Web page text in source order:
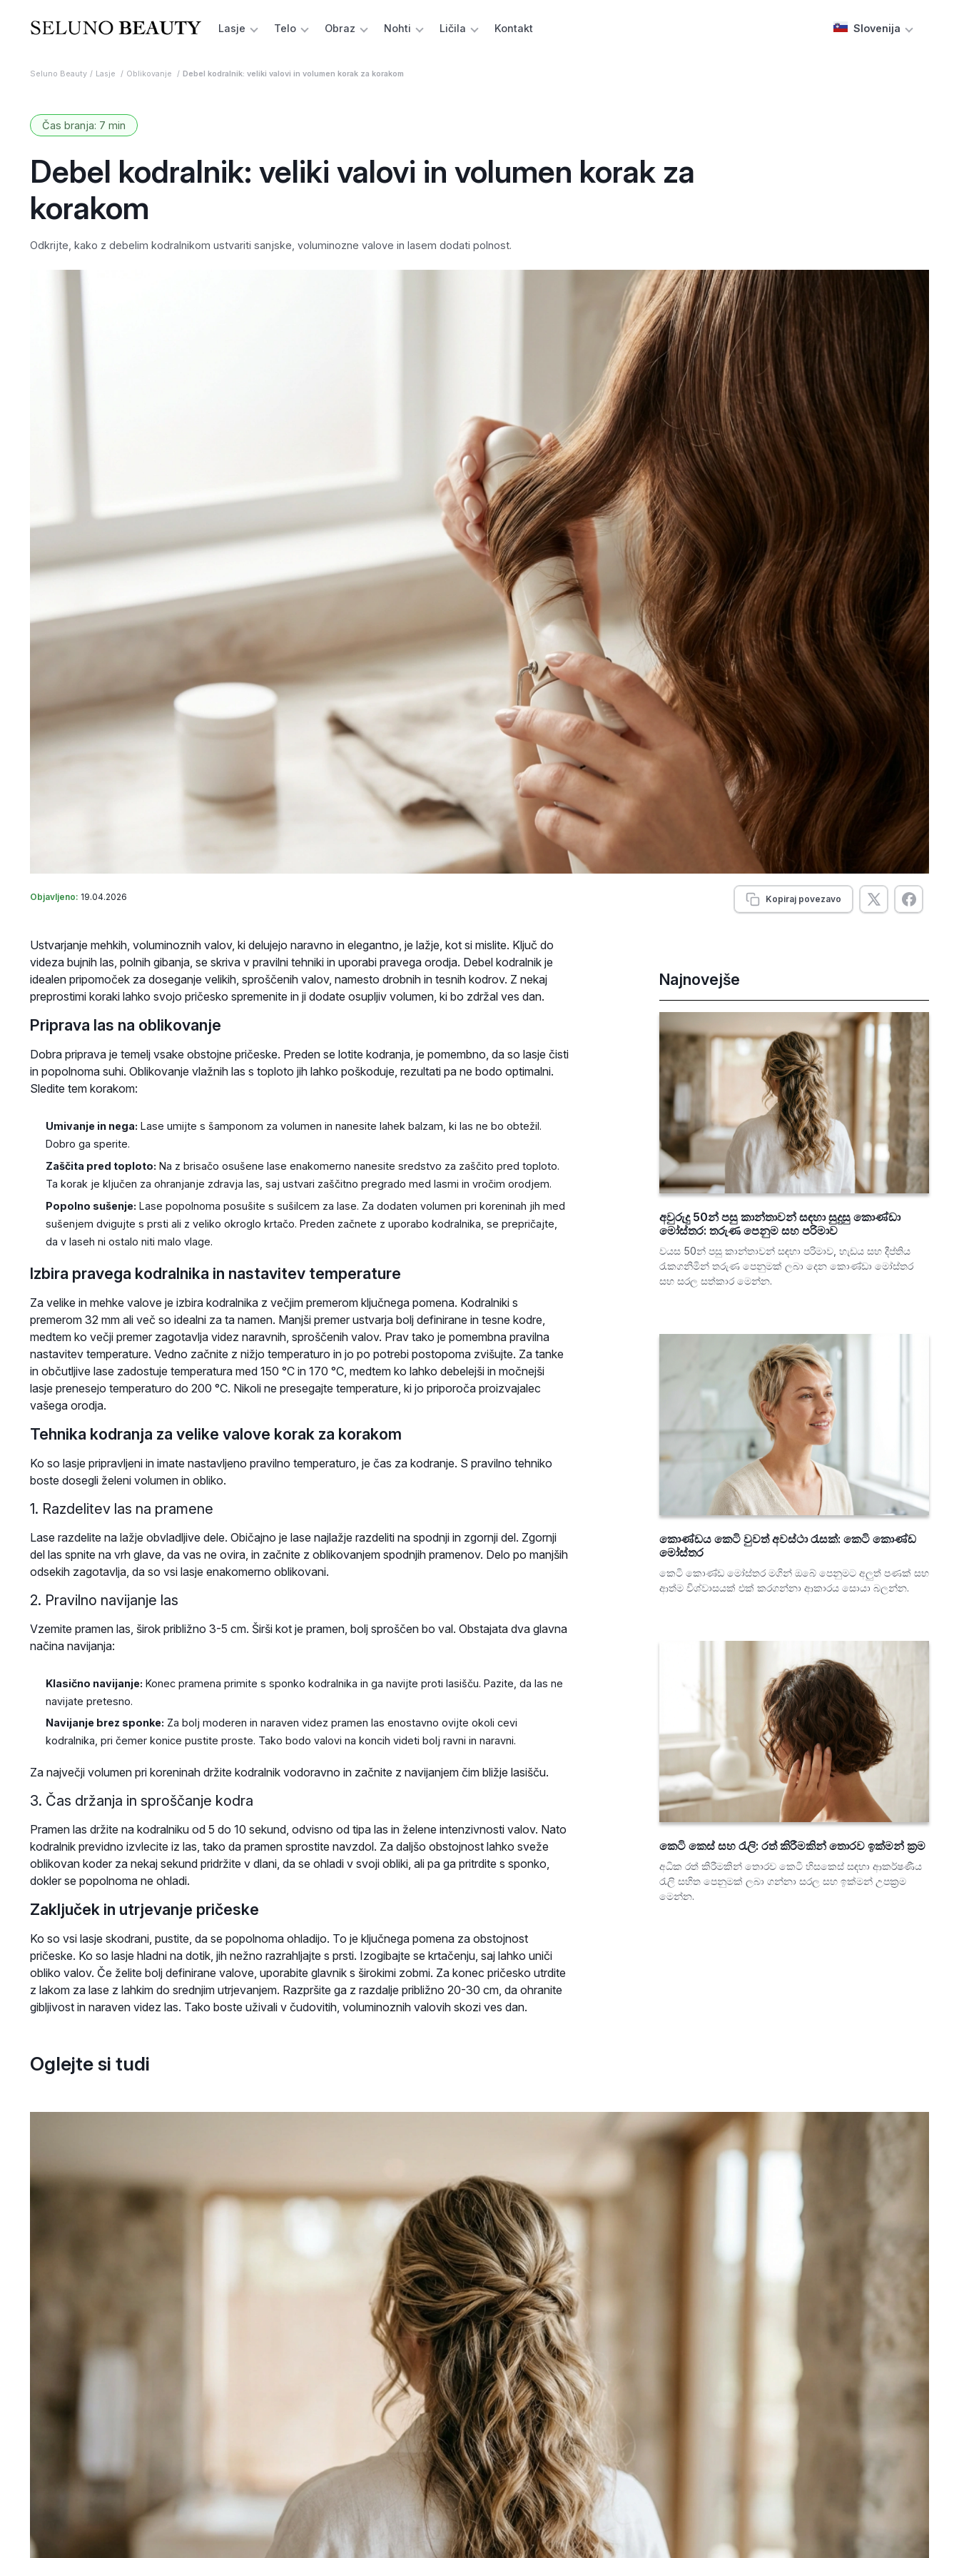
Lasje Telo Obraz Nohti Ličila Kontakt Slovenija
Seluno Beauty Lasje Oblikovanje Debel kodralnik: veliki valovi in volumen korak za korakom
Čas branja: 7 min
Debel kodralnik: veliki valovi in volumen korak za
korakom
Odkrijte, kako z debelim kodralnikom ustvariti sanjske, voluminozne valove in lasem dodati polnost.
Objavljeno: 19.04.2026 Kopiraj povezavo
Ustvarjanje mehkih, voluminoznih valov, ki delujejo naravno in elegantno, je lažje, kot si mislite. Ključ do
videza bujnih las, polnih gibanja, se skriva v pravilni tehniki in uporabi pravega orodja. Debel kodralnik je
idealen pripomoček za doseganje velikih, sproščenih valov, namesto drobnih in tesnih kodrov. Z nekaj
preprostimi koraki lahko svojo pričesko spremenite in ji dodate osupljiv volumen, ki bo zdržal ves dan.
Priprava las na oblikovanje
Dobra priprava je temelj vsake obstojne pričeske. Preden se lotite kodranja, je pomembno, da so lasje čisti
in popolnoma suhi. Oblikovanje vlažnih las s toploto jih lahko poškoduje, rezultati pa ne bodo optimalni.
Sledite tem korakom:
Umivanje in nega: Lase umijte s šamponom za volumen in nanesite lahek balzam, ki las ne bo obtežil.
Dobro ga sperite.
Zaščita pred toploto: Na z brisačo osušene lase enakomerno nanesite sredstvo za zaščito pred toploto.
Ta korak je ključen za ohranjanje zdravja las, saj ustvari zaščitno pregrado med lasmi in vročim orodjem.
Popolno sušenje: Lase popolnoma posušite s sušilcem za lase. Za dodaten volumen pri koreninah jih med
sušenjem dvigujte s prsti ali z veliko okroglo krtačo. Preden začnete z uporabo kodralnika, se prepričajte,
da v laseh ni ostalo niti malo vlage.
Izbira pravega kodralnika in nastavitev temperature
Za velike in mehke valove je izbira kodralnika z večjim premerom ključnega pomena. Kodralniki s
premerom 32 mm ali več so idealni za ta namen. Manjši premer ustvarja bolj definirane in tesne kodre,
medtem ko večji premer zagotavlja videz naravnih, sproščenih valov. Prav tako je pomembna pravilna
nastavitev temperature. Vedno začnite z nižjo temperaturo in jo po potrebi postopoma zvišujte. Za tanke
in občutljive lase zadostuje temperatura med 150 °C in 170 °C, medtem ko lahko debelejši in močnejši
lasje prenesejo temperaturo do 200 °C. Nikoli ne presegajte temperature, ki jo priporoča proizvajalec
vašega orodja.
Tehnika kodranja za velike valove korak za korakom
Ko so lasje pripravljeni in imate nastavljeno pravilno temperaturo, je čas za kodranje. S pravilno tehniko
boste dosegli želeni volumen in obliko.
1. Razdelitev las na pramene
Lase razdelite na lažje obvladljive dele. Običajno je lase najlažje razdeliti na spodnji in zgornji del. Zgornji
del las spnite na vrh glave, da vas ne ovira, in začnite z oblikovanjem spodnjih pramenov. Delo po manjših
odsekih zagotavlja, da so vsi lasje enakomerno oblikovani.
2. Pravilno navijanje las
Vzemite pramen las, širok približno 3-5 cm. Širši kot je pramen, bolj sproščen bo val. Obstajata dva glavna
načina navijanja:
Klasično navijanje: Konec pramena primite s sponko kodralnika in ga navijte proti lasišču. Pazite, da las ne
navijate pretesno.
Navijanje brez sponke: Za bolj moderen in naraven videz pramen las enostavno ovijte okoli cevi
kodralnika, pri čemer konice pustite proste. Tako bodo valovi na koncih videti bolj ravni in naravni.
Za največji volumen pri koreninah držite kodralnik vodoravno in začnite z navijanjem čim bližje lasišču.
3. Čas držanja in sproščanje kodra
Pramen las držite na kodralniku od 5 do 10 sekund, odvisno od tipa las in želene intenzivnosti valov. Nato
kodralnik previdno izvlecite iz las, tako da pramen sprostite navzdol. Za daljšo obstojnost lahko sveže
oblikovan koder za nekaj sekund pridržite v dlani, da se ohladi v svoji obliki, ali pa ga pritrdite s sponko,
dokler se popolnoma ne ohladi.
Zaključek in utrjevanje pričeske
Ko so vsi lasje skodrani, pustite, da se popolnoma ohladijo. To je ključnega pomena za obstojnost
pričeske. Ko so lasje hladni na dotik, jih nežno razrahljajte s prsti. Izogibajte se krtačenju, saj lahko uniči
obliko valov. Če želite bolj definirane valove, uporabite glavnik s širokimi zobmi. Za konec pričesko utrdite
z lakom za lase z lahkim do srednjim utrjevanjem. Razpršite ga z razdalje približno 20-30 cm, da ohranite
gibljivost in naraven videz las. Tako boste uživali v čudovitih, voluminoznih valovih skozi ves dan.
Najnovejše
අවුරුදු 50න් පසු කාන්තාවන් සඳහා සුදුසු කොණ්ඩා
මෝස්තර: තරුණ පෙනුම සහ පරිමාව
වයස 50න් පසු කාන්තාවන් සඳහා පරිමාව, හැඩය සහ දීප්තිය
රැකගනිමින් තරුණ පෙනුමක් ලබා දෙන කොණ්ඩා මෝස්තර
සහ සරල සත්කාර මෙන්න.
කොණ්ඩය කෙටි වුවත් අවස්ථා රැසක්: කෙටි කොණ්ඩ
මෝස්තර
කෙටි කොණ්ඩ මෝස්තර මගින් ඔබේ පෙනුමට අලුත් පණක් සහ
ආත්ම විශ්වාසයක් එක් කරගන්නා ආකාරය සොයා බලන්න.
කෙටි කෙස් සහ රැලි: රත් කිරීමකින් තොරව ඉක්මන් ක්‍රම
අධික රත් කිරීමකින් තොරව කෙටි හිසකෙස් සඳහා ආකර්ෂණීය
රැලි සහිත පෙනුමක් ලබා ගන්නා සරල සහ ඉක්මන් උපක්‍රම
මෙන්න.
Oglejte si tudi